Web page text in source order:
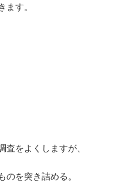
ます。
査をよくしますが、
のを突き詰める。